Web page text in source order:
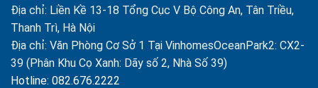
Địa chỉ: Liền Kề 13-18 Tổng Cục V Bộ Công An, Tân Triều,
Thanh Trì, Hà Nội
Địa chỉ: Văn Phòng Cơ Sở 1 Tại VinhomesOceanPark2: CX2-
39 (Phân Khu Cọ Xanh: Dãy số 2, Nhà Số 39)
Hotline: 082.676.2222